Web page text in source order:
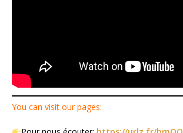
You can visit our pages: